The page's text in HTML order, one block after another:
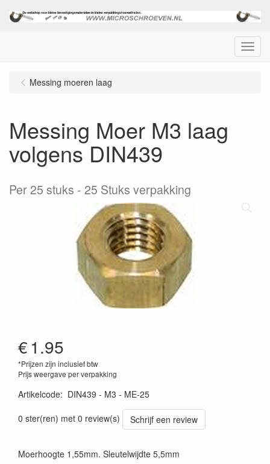
Menu
Messing moeren laag
Messing Moer M3 laag
volgens DIN439
Per 25 stuks 25 Stuks verpakking
€1.95
*Prijzen zijn inclusief btw
Prijs weergave per verpakking
Artikelcode: DIN439 - M3 - ME-25
0 ster(ren) met 0 review(s)
Schrijf een review
Moerhoogte 1,55mm. Sleutelwijdte 5,5mm